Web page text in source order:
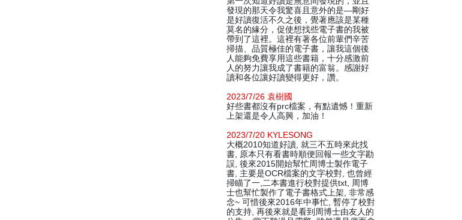
發現的那天令我驚喜且意外的是—剛好
是好讀復活不久之後，覺著應該是某種
莫名的緣分，促使想找些電子書的我被
帶到了這裡。這裡有著各位前輩們辛苦
掃描、品質極佳的電子書，讓我這個後
人能夠免費享用這些書籍，十分感激前
人的努力讓我成了書籍的富翁。感謝好
讀和各位讓好讀變得更好，讚。
2023/7/26 袁樹國
好些書都沒有prc檔案，有點遺憾！重新
上架還是令人高興，加油！
2023/7/20 KYLESONG
大概2010知道好讀, 就三不五時來此找
書, 原本只有看書時順便回報一些文字勘
誤, 後來2015開始幫忙周博士製作電子
書, 主要是OCR檔案的文字校對, 也曾經
掃瞄了一,二本書進行校對提供txt, 周博
士也幫忙製作了電子書格式上架, 非常感
念~ 可惜後來2016年中事忙, 暫停了校對
的支持, 再後來就是看到周博士由友人的